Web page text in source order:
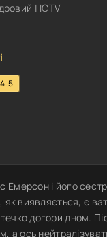
| ICTV
4.5
Емерсон і його
виявляється, є
догори дном.
а ось